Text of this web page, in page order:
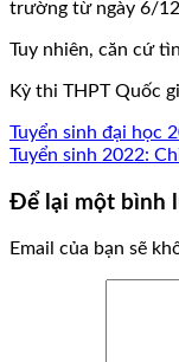
trường từ ngày 6/
Tuy nhiên, căn cứ
Kỳ thi THPT Quốc
Tuyển sinh đại học
Tuyển sinh 2022:
Để lại một bình
Email của bạn sẽ